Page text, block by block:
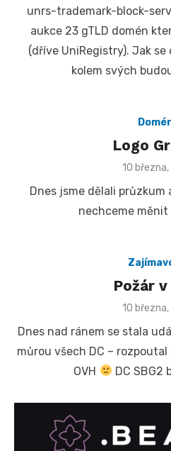
unrs-trademark-block-
aukce 23 gTLD domén
(dříve UniRegistry). Jak
kolem svých
Logo
Posted
10 března,
Dnes jsme dělali průzkum
nechceme měnit
Požár v
Posted
10 března,
Dnes nad ránem se stala
můrou všech DC –
OVH
DC SBG2